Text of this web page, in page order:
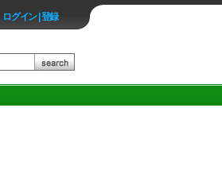
ログイン | 登録